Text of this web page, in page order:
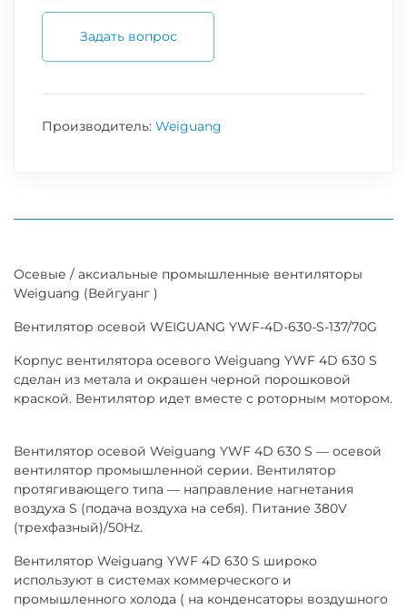
Задать вопрос
Производитель: Weiguang
Осевые / аксиальные промышленные вентиляторы
Weiguang (Вейгуанг )
Вентилятор осевой WEIGUANG YWF-4D-630-S-137/70G
Корпус вентилятора осевого Weiguang YWF 4D 630 S
сделан из метала и окрашен черной порошковой
краской. Вентилятор идет вместе с роторным мотором.
Вентилятор осевой Weiguang YWF 4D 630 S ― осевой
вентилятор промышленной серии. Вентилятор
протягивающего типа ― направление нагнетания
воздуха S (подача воздуха на себя). Питание 380V
(трехфазный)/50Hz.
Вентилятор Weiguang YWF 4D 630 S широко
используют в системах коммерческого и
промышленного холода ( на конденсаторы воздушного